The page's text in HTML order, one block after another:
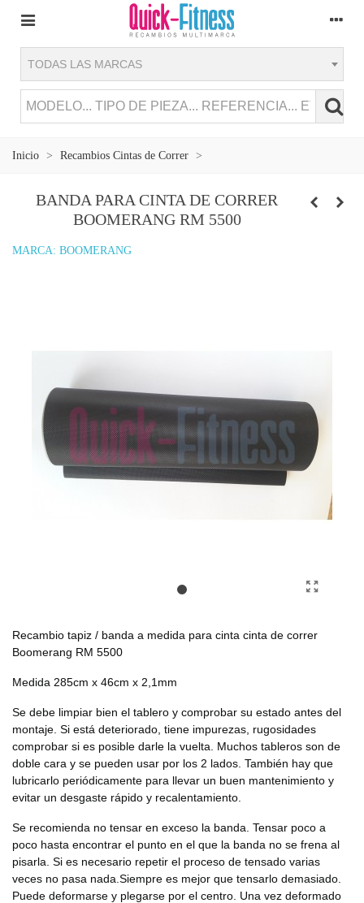
TODAS LAS MARCAS
Inicio > Recambios Cintas de Correr >
BANDA PARA CINTA DE CORRER
BOOMERANG RM 5500
MARCA: BOOMERANG
Recambio tapiz / banda a medida para cinta cinta de correr
Boomerang RM 5500
Medida 285cm x 46cm x 2,1mm
Se debe limpiar bien el tablero y comprobar su estado antes del
montaje. Si está deteriorado, tiene impurezas, rugosidades
comprobar si es posible darle la vuelta. Muchos tableros son de
doble cara y se pueden usar por los 2 lados. También hay que
lubricarlo periódicamente para llevar un buen mantenimiento y
evitar un desgaste rápido y recalentamiento.
Se recomienda no tensar en exceso la banda. Tensar poco a
poco hasta encontrar el punto en el que la banda no se frena al
pisarla. Si es necesario repetir el proceso de tensado varias
veces no pasa nada.Siempre es mejor que tensarlo demasiado.
Puede deformarse y plegarse por el centro. Una vez deformado